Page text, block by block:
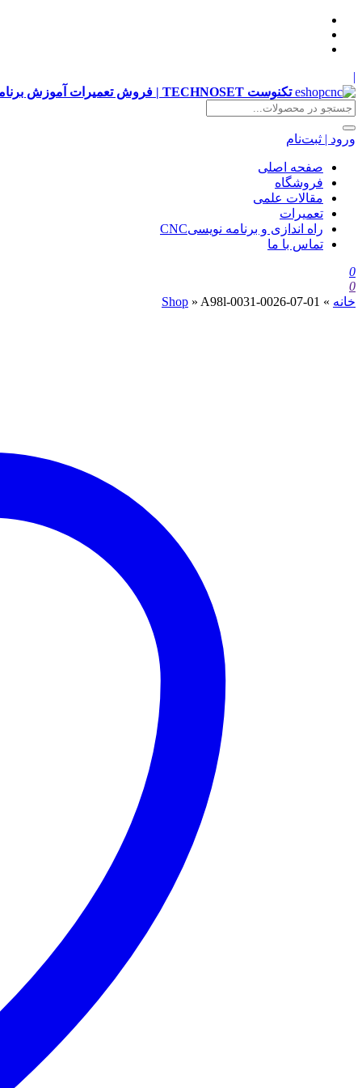
|
تکنوست TECHNOSET | فروش تعمیرات آموزش برنامه نویسی cnc زیمنس فانوک هایدن siemens ,fanuc, heidenhain ,hust, gsk
ورود | ثبت‌نام
صفحه اصلی
فروشگاه
مقالات علمی
تعمیرات
راه اندازی و برنامه نویسیCNC
تماس با ما
0
0
خانه »
Shop » A98l-0031-0026-07-01